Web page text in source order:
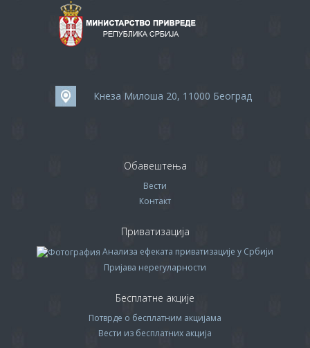
Кнеза Милоша 20, 11000 Београд
Обавештења
Вести
Контакт
Приватизација
Анализа ефеката приватизације у Србији
Пријава нерегуларности
Бесплатне акције
Потврде о бесплатним акцијама
Вести из бесплатних акција